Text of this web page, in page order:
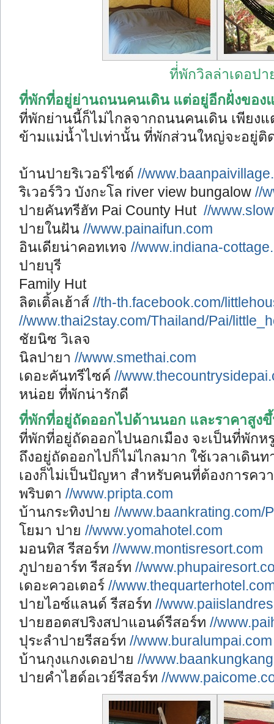
ที่่พักวิลล่าเดอปา
ที่พักที่อยู่ย่านถนนคนเดิน แต่อยู่อีกฝั่งของ
ที่พักย่านนี้ก็ไม่ไกลจากถนนคนเดิน เพียง
ข้ามแม่น้ำไปเท่านั้น ที่พักส่วนใหญ่จะอยู่ติ
บ้านปายริเวอร์ไซด์ //
ริเวอร์วิว บังกะโล river view bungalow //
ปายคันทรีฮัท Pai County Hut //
ปายในฝัน //www.painaifun.com
อินเดียน่าคอทเทจ //www.indiana-
ปายบุรี
Family Hut
ลิตเติ้ลเฮ้าส์ //th-th.facebook.com/
//www.thai2stay.com/Thailand/Pai/
ชัยนิซ วิเลจ
นิลปายา //www.smethai.com
เดอะคันทรีไซค์ //
หน่อย ที่พักน่ารักดี
ที่พักที่อยู่ถัดออกไปด้านนอก และราคาสูง
ที่พักที่อยู่ถัดออกไปนอกเมือง จะเป็นที่พัก
ถึงอยู่ถัดออกไปก็ไม่ไกลมาก ใช้เวลาเดิน
เองก็ไม่เป็นปัญหา สำหรับคนที่ต้องการค
พริบตา //www.pripta.com
บ้านกระทิงปาย //www.baankrating.com/
โยมา ปาย //www.yomahotel.com
มอนทิส รีสอร์ท //www.montisresort.com
ภูปายอาร์ท รีสอร์ท //
เดอะควอเตอร์ //
ปายไอซ์แลนด์ รีสอร์ท //
ปายฮอตสปริงสปาแอนด์รีสอร์ท //
ปุระลำปายรีสอร์ท //www.buralumpai.com
บ้านกุงแกงเดอปาย //
ปายคำไฮด์อเวย์รีสอร์ท //